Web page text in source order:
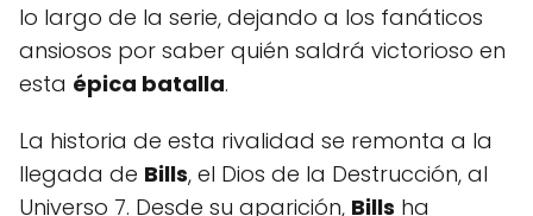
lo largo de la serie, dejando a los fanáticos
ansiosos por saber quién saldrá victorioso en
esta épica batalla.
La historia de esta rivalidad se remonta a la
llegada de Bills, el Dios de la Destrucción, al
Universo 7. Desde su aparición, Bills ha